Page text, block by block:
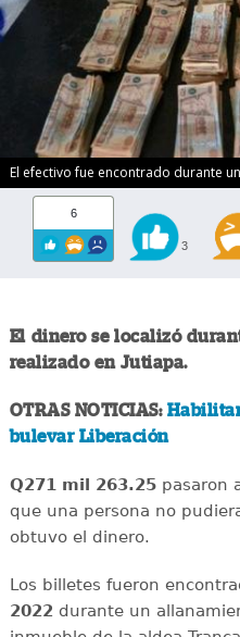
El efectivo fue encontrado durante
6
3
El dinero se localizó
realizado en Jutiapa.
OTRAS NOTICIAS:
bulevar Liberación
Q271 mil 263.25pasaron
que una persona no
obtuvo el dinero.
Los billetes fueron
2022 durante un